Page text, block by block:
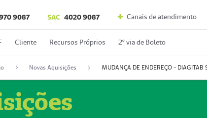
9087 SAC 4020 9087 Canais de atendimento
Cliente Recursos Próprios 2º via de Boleto
Novas Aquisições